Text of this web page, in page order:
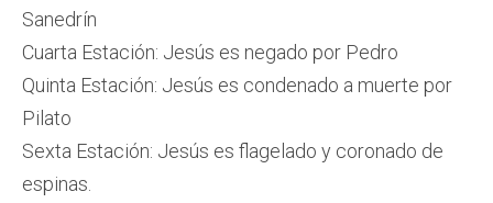
Sanedrín
Cuarta Estación: Jesús es negado por Pedro
Quinta Estación: Jesús es condenado a muerte por
Pilato
Sexta Estación: Jesús es flagelado y coronado de
espinas.